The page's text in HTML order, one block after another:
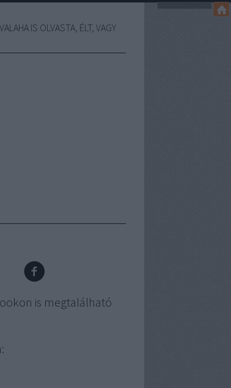
IS OLVASTA, ÉLT, VAGY
is megtalálható